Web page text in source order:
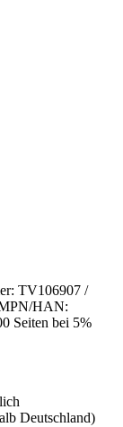
TV106907 /
HAN:
Seiten bei 5%
Deutschland)